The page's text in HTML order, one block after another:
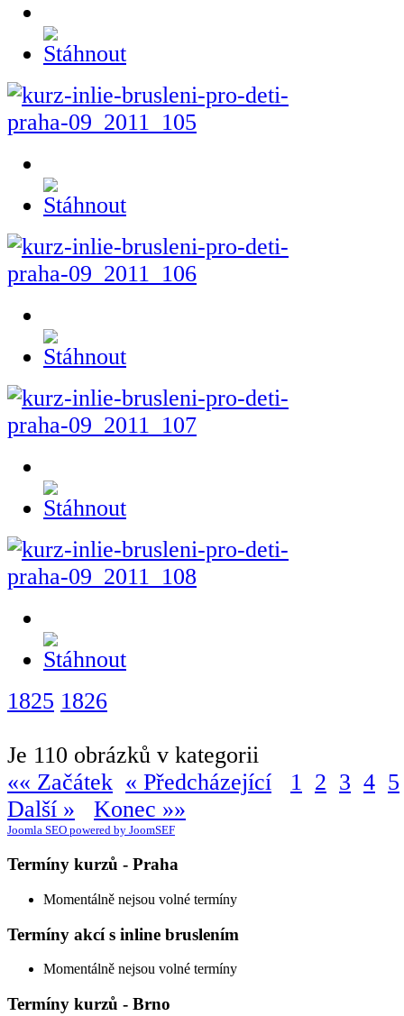
1825 1826
Je 110 obrázků v kategorii
«« Začátek « Předcházející 1 2 3 4 5
Další »
Konec »»
Joomla SEO powered by JoomSEF
Termíny kurzů - Praha
Momentálně nejsou volné termíny
Termíny akcí s inline bruslením
Momentálně nejsou volné termíny
Termíny kurzů - Brno